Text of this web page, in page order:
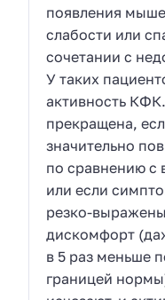
появления
слабости или
сочетании с
У таких
активность
прекращена,
значительно
по сравнению с
или если
резко-
дискомфорт
в 5 раз меньше
границей